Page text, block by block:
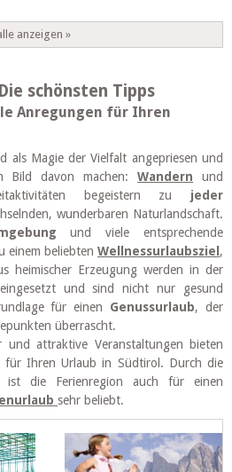
anzeigen »
schönsten Tipps
Anregungen für Ihren
als Magie der Vielfalt angepriesen und
Bild davon machen:Wandern und
begeistern zu jeder
wunderbaren Naturlandschaft.
und viele entsprechende
einem beliebten Wellnessurlaubsziel ,
heimischer Erzeugung werden in der
und sind nicht nur gesund
für einen Genussurlaub, der
überrascht.
und attraktive Veranstaltungen bieten
für Ihren Urlaub in Südtirol. Durch die
ist die Ferienregion auch für einen
sehr beliebt.